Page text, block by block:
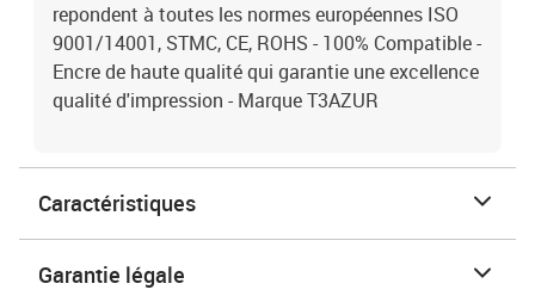
repondent à toutes les normes européennes ISO
9001/14001, STMC, CE, ROHS - 100% Compatible -
Encre de haute qualité qui garantie une excellence
qualité d'impression - Marque T3AZUR
Caractéristiques
Garantie légale